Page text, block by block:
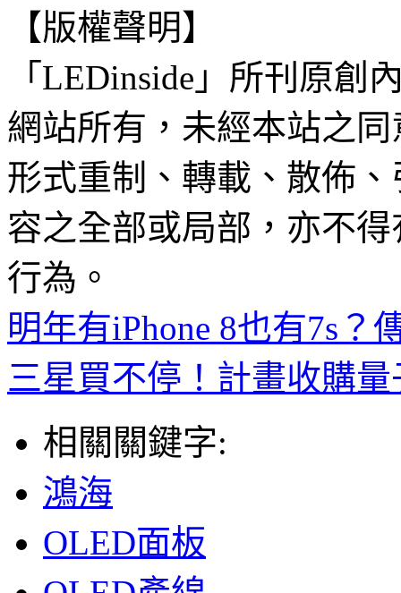
【版權聲明】
「LEDinside」所刊原創
網站所有，未經本站之
形式重制、轉載、散佈
容之全部或局部，亦不
行為。
明年有iPhone 8也有7s？
三星買不停！計畫收購
相關關鍵字:
鴻海
OLED面板